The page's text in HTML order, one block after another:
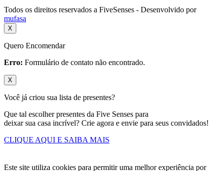
Todos os direitos reservados a FiveSenses - Desenvolvido por
mufasa
X
Quero Encomendar
Erro: Formulário de contato não encontrado.
X
Você já criou sua lista de presentes?
Que tal escolher presentes da Five Senses para
deixar sua casa incrível? Crie agora e envie para seus convidados!
CLIQUE AQUI E SAIBA MAIS
Este site utiliza cookies para permitir uma melhor experiência por